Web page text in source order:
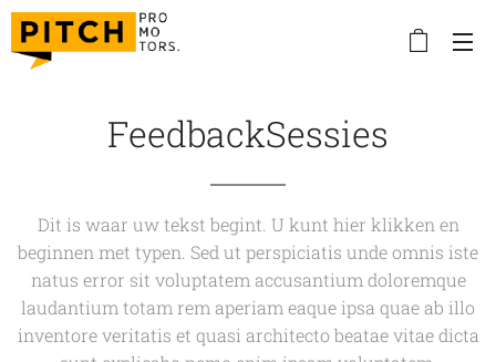
FeedbackSessies
Dit is waar uw tekst begint. U kunt hier klikken en
beginnen met typen. Sed ut perspiciatis unde omnis iste
natus error sit voluptatem accusantium doloremque
laudantium totam rem aperiam eaque ipsa quae ab illo
inventore veritatis et quasi architecto beatae vitae dicta